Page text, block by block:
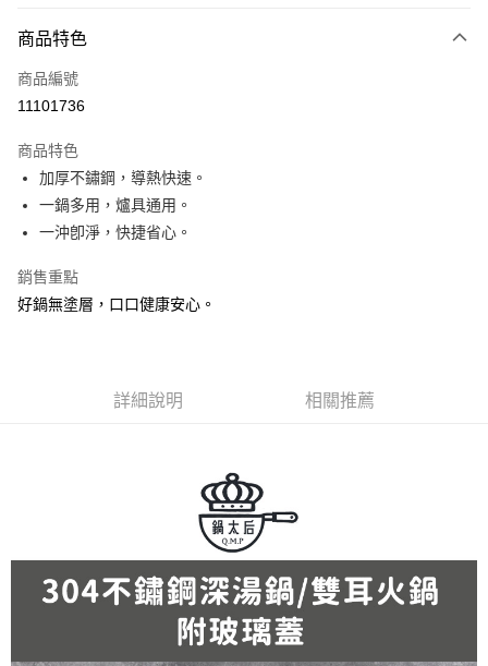
3 期 0 利率 每期
合作金庫商業銀行
上海商業儲蓄銀行
臺灣中小企業銀行
匯豐（台灣）商業銀行
聯邦商業銀行
元大商業銀行
台新國際商業銀行
台灣樂天信用卡公司
超商取貨付款
ATM付款
貨到付款
運送方式
全家取貨 付款
每筆NT$80，滿NT$499(含以上)免運費
7-11取貨 付款
每筆NT$100，滿NT$499(含以上)免運費
每筆NT$150，滿NT$2,000(含以上)免運費
商品特色
商品編號
11101736
商品特色
加厚不鏽鋼，導熱快速。
一鍋多用，爐具通用。
一沖卽淨，快捷省心。
銷售重點
好鍋無塗層，口口健康安心。
詳細說明 相關推薦